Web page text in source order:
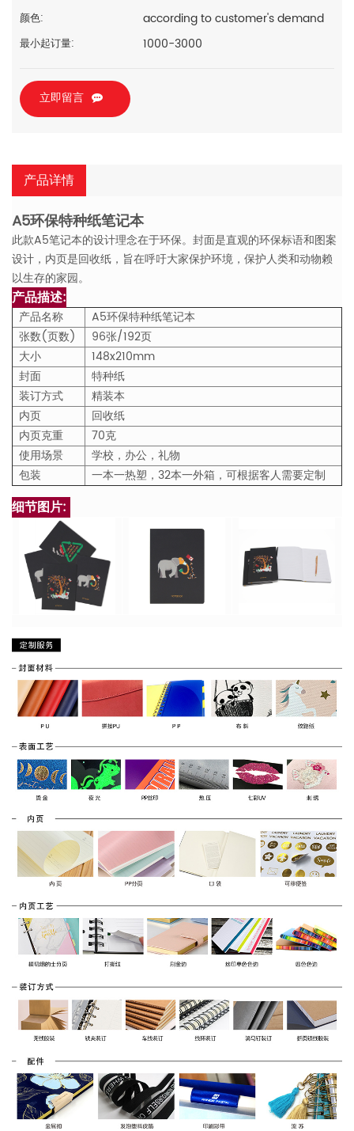
颜色: according to customer's demand
最小起订量: 1000-3000
立即留言
产品详情
A5环保特种纸笔记本
此款A5笔记本的设计理念在于环保。封面是直观的环保标语和图案
设计，内页是回收纸，旨在呼吁大家保护环境，保护人类和动物赖
以生存的家园。
产品描述:
产品名称
A5环保特种纸笔记本
张数(页数)
96张/192页
大小
148x210mm
封面
特种纸
装订方式
精装本
内页
回收纸
内页克重
70克
使用场景
学校，办公，礼物
包装
一本一热塑， 32本一外箱，可根据客人需要定制
细节图片: